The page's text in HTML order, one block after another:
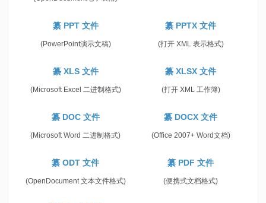
纂 PPT 文件
(PowerPoint演示文稿)
纂 PPTX 文件
(打开 XML 表示格式)
纂 XLS 文件
(Microsoft Excel 二进制格式)
纂 XLSX 文件
(打开 XML 工作簿)
纂 DOC 文件
(Microsoft Word 二进制格式)
纂 DOCX 文件
(Office 2007+ Word文档)
纂 ODT 文件
(OpenDocument 文本文件格式)
纂 PDF 文件
(便携式文档格式)